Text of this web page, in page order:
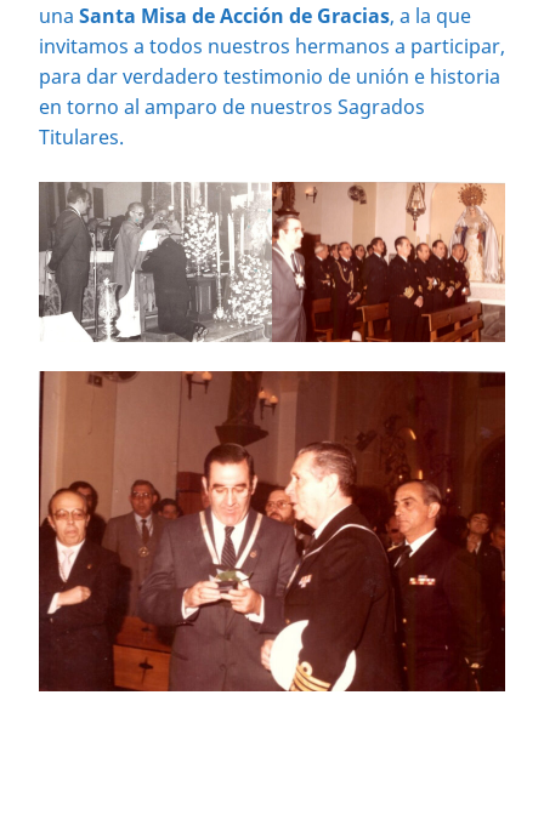
una Santa Misa de Acción de Gracias, a la que
invitamos a todos nuestros hermanos a participar,
para dar verdadero testimonio de unión e historia
en torno al amparo de nuestros Sagrados
Titulares.